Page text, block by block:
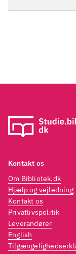
Kontakt os
Om Bibliotek.dk
Hjælp og vejledning
Kontakt os
Privatlivspolitik
Leverandører
English